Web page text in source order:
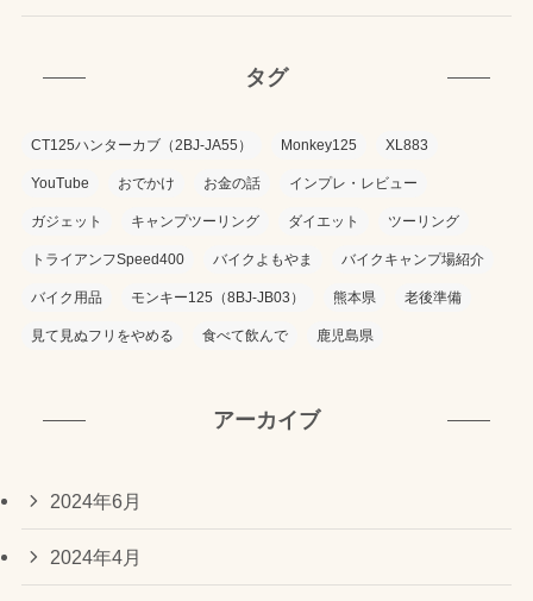
タグ
CT125ハンターカブ（2BJ-JA55） Monkey125 XL883
YouTube おでかけ お金の話 インプレ・レビュー
ガジェット キャンプツーリング ダイエット ツーリング
トライアンフSpeed400 バイクよもやま バイクキャンプ場紹介
バイク用品 モンキー125（8BJ-JB03） 熊本県 老後準備
見て見ぬフリをやめる 食べて飲んで 鹿児島県
アーカイブ
2024年6月
2024年4月